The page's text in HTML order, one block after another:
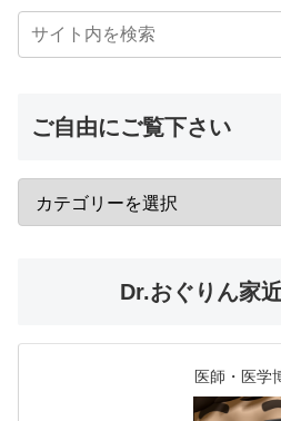
ご自由にご覧下さい
Dr.おぐりん家近
医師・医学